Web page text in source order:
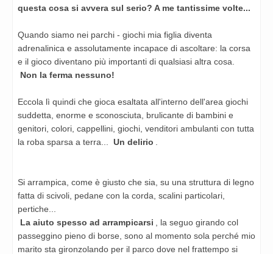
questa cosa si avvera sul serio? A me tantissime volte...
Quando siamo nei parchi - giochi mia figlia diventa
adrenalinica e assolutamente incapace di ascoltare: la corsa
e il gioco diventano più importanti di qualsiasi altra cosa.
Non la ferma nessuno!
Eccola lì quindi che gioca esaltata all'interno dell'area giochi
suddetta, enorme e sconosciuta, brulicante di bambini e
genitori, colori, cappellini, giochi, venditori ambulanti con tutta
la roba sparsa a terra...
Un delirio
Si arrampica, come è giusto che sia, su una struttura di legno
fatta di scivoli, pedane con la corda, scalini particolari,
pertiche...
La aiuto spesso ad arrampicarsi
, la seguo girando col
passeggino pieno di borse, sono al momento sola perché mio
marito sta gironzolando per il parco dove nel frattempo si